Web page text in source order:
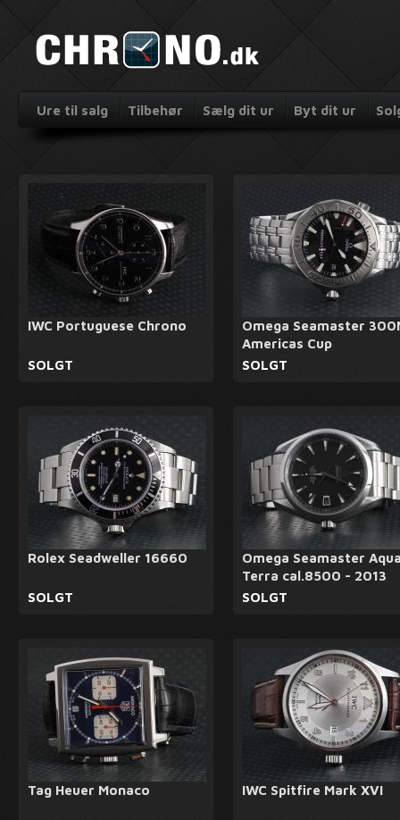
Ure til salg Tilbehør Sælg dit ur Byt dit ur
IWC Portuguese Chrono
SOLGT
Omega Seamaster
Americas Cup
SOLGT
Rolex Seadweller 16660
SOLGT
Omega Seamaster
Terra cal.8500 - 2013
SOLGT
Tag Heuer Monaco IWC Spitfire Mark XVI